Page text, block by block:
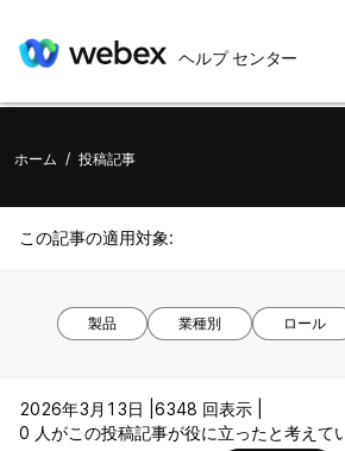
ヘルプ センター
ホーム / 投稿記事
この記事の適用対象:
製品 業種別 ロール
2026年3月13日 | 6348 回表示 |
0 人がこの投稿記事が役に立ったと考えて